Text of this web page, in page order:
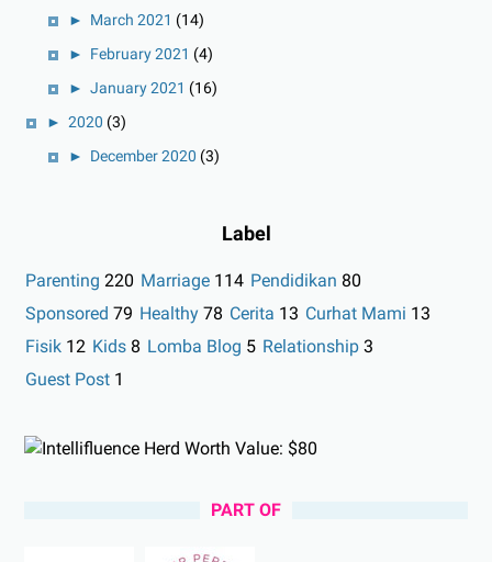
► March 2021 (14)
► February 2021 (4)
► January 2021 (16)
► 2020 (3)
► December 2020 (3)
Label
Parenting 220 Marriage 114 Pendidikan 80
Sponsored 79 Healthy 78 Cerita 13 Curhat Mami 13
Fisik 12 Kids 8 Lomba Blog 5 Relationship 3
Guest Post 1
PART OF